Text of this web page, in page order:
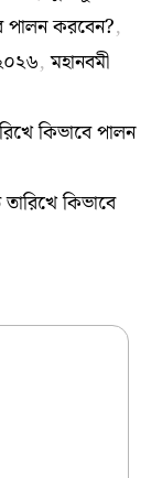
পালন করবেন?,
,মহানবমী
কিভাবে পালন
কিভাবে